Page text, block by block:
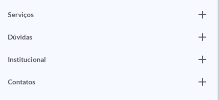
Serviços
Dúvidas
Institucional
Contatos